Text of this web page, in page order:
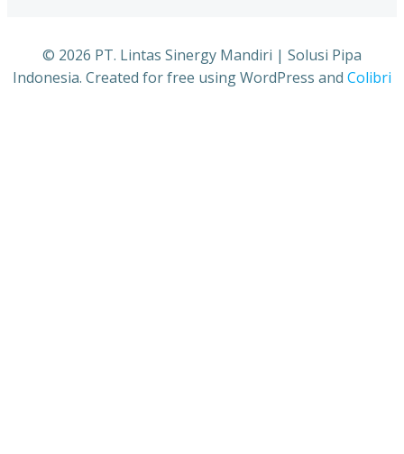
© 2026 PT. Lintas Sinergy Mandiri | Solusi Pipa
Indonesia. Created for free using WordPress and Colibri